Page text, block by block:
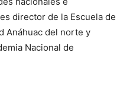
director de la Escuela de
Anáhuac del norte y
Nacional de